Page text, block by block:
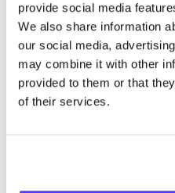
provide social media
We also share information
our social media,
may combine it with other
provided to them or that
of their services.